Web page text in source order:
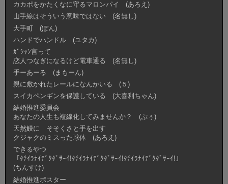
カカポをかたくなに守るマロンパイ (あろえ)
山手線はそういう意味ではない (名無し)
大手町 (ぽん)
ハンドでハンドル (ユタカ)
ｶﾞｼｬﾝ言って
恋人つなぎになるけど電車通る (名無し)
手ーあーる (まもーん)
親に敷かれたレールになんかいる (５)
スイカペンギンを保護している (大喜利ちゃん)
結婚推進委員会
あなたの人生も複線化してみませんか？ (ぷぅ)
天然鰻に そそくさと手を出す
クジャクのミスった球体 (あろえ)
できるやつ
「ﾀﾁｲﾗﾅｲﾃﾞｸﾀﾞｻｰｲ!ﾀﾁｲﾗﾅｲﾃﾞｸﾀﾞｻｰｲ!ﾀﾁｲﾗﾅｲﾃﾞｸﾀﾞｻｰｲ!」
(ちんすけ)
結婚推進ポスター